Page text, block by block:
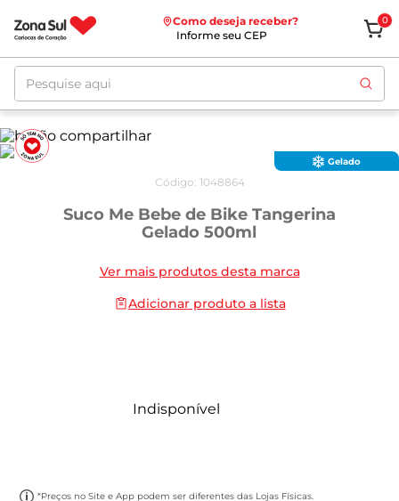
Como deseja receber?
Informe seu CEP
0
Pesquise aqui
Gelado
Código: 1048864
Suco Me Bebe de Bike Tangerina
Gelado 500ml
Ver mais produtos desta marca
Adicionar produto a lista
Indisponível
*Preços no Site e App podem ser diferentes das Lojas Físicas.